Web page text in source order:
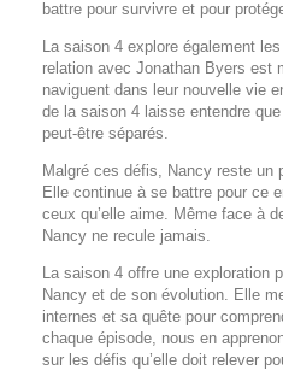
battre pour survivre et pour
La saison 4 explore également
relation avec Jonathan Byers est
naviguent dans leur nouvelle vie
de la saison 4 laisse entendre
peut-être séparés.
Malgré ces défis, Nancy reste un
Elle continue à se battre pour ce
ceux qu’elle aime. Même face à
Nancy ne recule jamais.
La saison 4 offre une exploration
Nancy et de son évolution. Elle
internes et sa quête pour
chaque épisode, nous en
sur les défis qu’elle doit relever